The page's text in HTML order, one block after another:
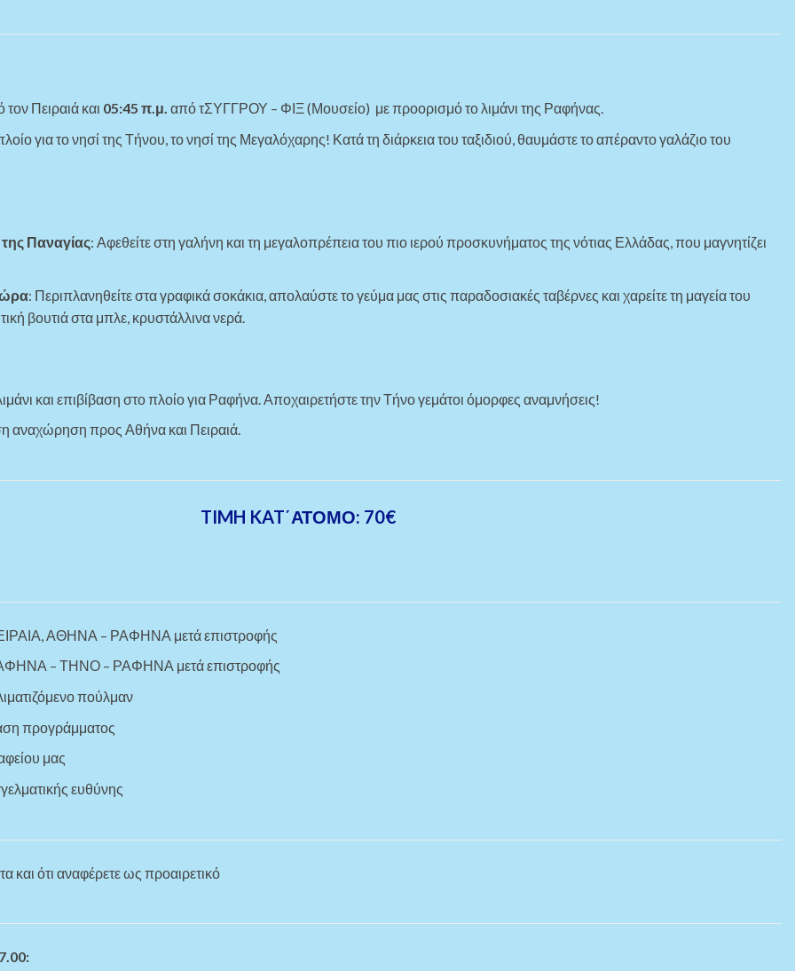
Πειραιά και 05:45 π.μ. από τΣΥΓΓΡΟΥ – ΦΙΞ (Μουσείο) με προορισμό το λιμάνι της Ραφήνας.
για το νησί της Τήνου, το νησί της Μεγαλόχαρης! Κατά τη διάρκεια του ταξιδιού, θαυμάστε το απέραντο γαλάζιο του
Παναγίας: Αφεθείτε στη γαλήνη και τη μεγαλοπρέπεια του πιο ιερού προσκυνήματος της νότιας Ελλάδας, που μαγνητίζει
: Περιπλανηθείτε στα γραφικά σοκάκια, απολαύστε το γεύμα μας στις παραδοσιακές ταβέρνες και χαρείτε τη μαγεία του
βουτιά στα μπλε, κρυστάλλινα νερά.
και επιβίβαση στο πλοίο για Ραφήνα. Αποχαιρετήστε την Τήνο γεμάτοι όμορφες αναμνήσεις!
αναχώρηση προς Αθήνα και Πειραιά.
TIMH KAT΄ΑΤΟΜΟ: 70€
ΑΘΗΝΑ – ΡΑΦΗΝΑ μετά επιστροφής
– ΤΗΝΟ – ΡΑΦΗΝΑ μετά επιστροφής
πούλμαν
προγράμματος
μας
ευθύνης
και ότι αναφέρετε ως προαιρετικό